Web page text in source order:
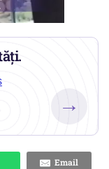
→
Email